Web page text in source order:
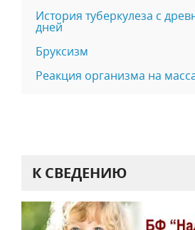
История туберкулеза с
дней
Бруксизм
Реакция организма на
К СВЕДЕНИЮ